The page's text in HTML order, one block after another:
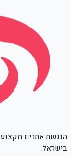
בישראל.